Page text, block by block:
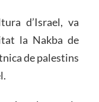
d’Israel, va
la Nakba de
de palestins